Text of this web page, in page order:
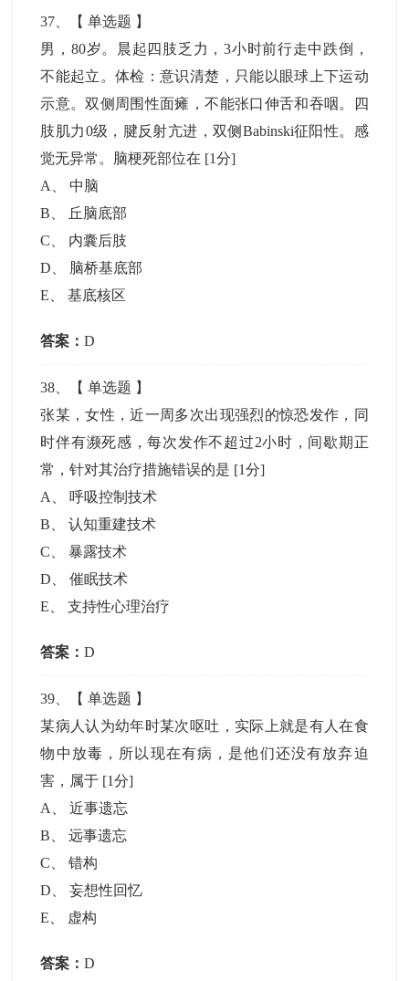
37 、【单选题 】
男，80岁。晨起四肢乏力，3小时前行走中跌倒，
不能起立。体检：意识清楚，只能以眼球上下运动
示意。双侧周围性面瘫，不能张口伸舌和吞咽。四
肢肌力0级，腱反射亢进，双侧Babinski征阳性。感
觉无异常。脑梗死部位在 [1分]
A
中脑
B
丘脑底部
C
内囊后肢
D
脑桥基底部
E 、基底核区
答案：D
38 、【单选题 】
张某，女性，近一周多次出现强烈的惊恐发作，同
时伴有濒死感，每次发作不超过2小时，间歇期正
常，针对其治疗措施错误的是 [1分]
A
呼吸控制技术
B 、认知重建技术
C 、暴露技术
D 、催眠技术
E 、支持性心理治疗
答案：D
39 、【单选题 】
某病人认为幼年时某次呕吐，实际上就是有人在食
物中放毒，所以现在有病，是他们还没有放弃迫
害，属于 [1分]
A
、近事遗忘
B 、远事遗忘
C 、错构
D 、妄想性回忆
E
虚构
答案：D